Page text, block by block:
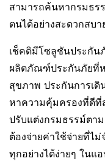
สามารถค้นหากรมธร
ตนได้อย่างสะดวกสบ
เช็คดิมีโซลูชันประกัน
ผลิตภัณฑ์ประกันภัยที่
สุขภาพ ประกันการเดิ
หาความคุ้มครองที่ดีที่
ปรับแต่งกรมธรรม์ตา
ต้องจ่ายค่าใช้จ่ายที่ไ
ทุกอย่างได้ง่ายๆ ในแ